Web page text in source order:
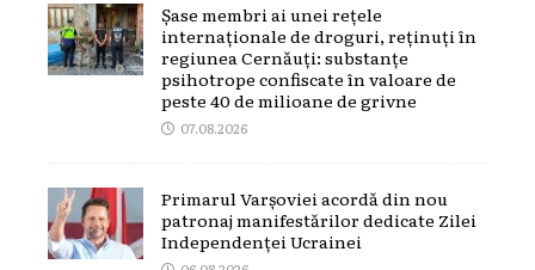
Șase membri ai unei rețele
internaționale de droguri, reținuți în
regiunea Cernăuți: substanțe
psihotrope confiscate în valoare de
peste 40 de milioane de grivne
07.08.2026
Primarul Varșoviei acordă din nou
patronaj manifestărilor dedicate Zilei
Independenței Ucrainei